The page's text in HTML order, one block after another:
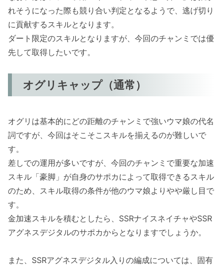
れそうになった際も競り合い判定となるようで、逃げ切り
に貢献するスキルとなります。
ダート限定のスキルとなりますが、今回のチャンミでは優
先して取得したいです。
オグリキャップ（通常）
オグリは基本的にどの距離のチャンミで強いウマ娘の代名
詞ですが、今回はそこそこスキルを揃えるのが難しいで
す。
差しでの運用が多いですが、今回のチャンミで重要な加速
スキル「豪脚」が自身のサポカによって取得できるスキル
のため、スキル取得の条件が他のウマ娘よりやや厳し目で
す。
金加速スキルを積むとしたら、SSRナイスネイチャやSSR
アグネスデジタルのサポカからとなりますでしょうか。
また、SSRアグネスデジタル入りの編成については、固有